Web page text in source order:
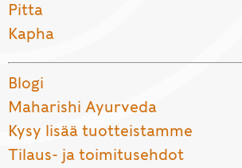
Pitta
Kapha
Blogi
Maharishi Ayurveda
Kysy lisää tuotteistamme
Tilaus- ja toimitusehdot